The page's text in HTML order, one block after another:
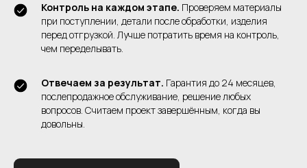
Контроль на каждом этапе. Проверяем материалы
при поступлении, детали после обработки, изделия
перед отгрузкой. Лучше потратить время на контроль,
чем переделывать.
Отвечаем за результат. Гарантия до 24 месяцев,
послепродажное обслуживание, решение любых
вопросов. Считаем проект завершённым, когда вы
довольны.